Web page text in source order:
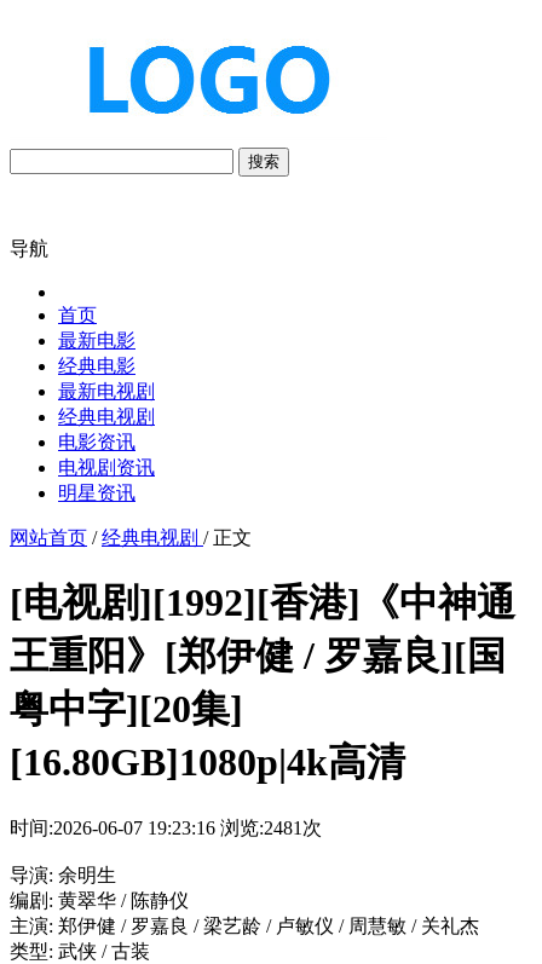
搜索
导航
首页
最新电影
经典电影
最新电视剧
经典电视剧
电影资讯
电视剧资讯
明星资讯
网站首页 /经典电视剧 / 正文
[电视剧][1992][香港]《中神通
王重阳》[郑伊健 / 罗嘉良][国
粤中字][20集]
[16.80GB]1080p|4k高清
时间:2026-06-07 19:23:16 浏览:2481次
导演: 余明生
编剧: 黄翠华 / 陈静仪
主演: 郑伊健 / 罗嘉良 / 梁艺龄 / 卢敏仪 / 周慧敏 / 关礼杰
类型: 武侠 / 古装